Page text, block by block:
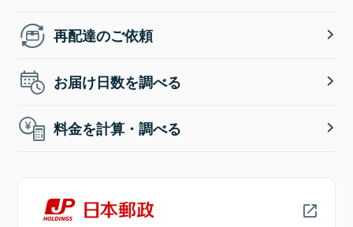
再配達のご依頼
お届け日数を調べる
料金を計算・調べる